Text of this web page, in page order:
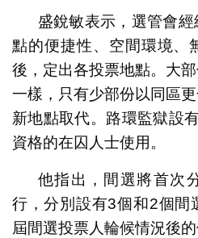
盛銳敏表示，選管會
點的便捷性、空間環境、
後，定出各投票地點。大
一樣，只有少部份以同區
新地點取代。路環監獄設
資格的在囚人士使用。
他指出，間選將首次
行，分別設有3個和2個間
屆間選投票人輪候情況後